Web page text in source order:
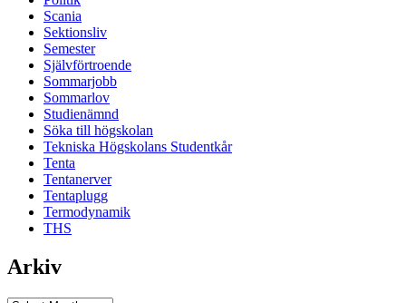
Scania
Sektionsliv
Semester
Självförtroende
Sommarjobb
Sommarlov
Studienämnd
Söka till högskolan
Tekniska Högskolans Studentkår
Tenta
Tentanerver
Tentaplugg
Termodynamik
THS
Arkiv